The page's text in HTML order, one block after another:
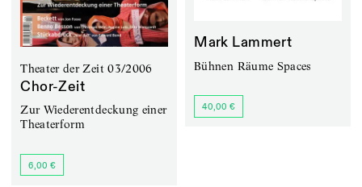
Theater der Zeit 03/2006
Chor-Zeit
Zur Wiederentdeckung einer
Theaterform
6,00 €
Mark Lammert
Bühnen Räume Spaces
40,00 €